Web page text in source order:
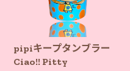
pipiキープタンブラー
Ciao!! Pitty